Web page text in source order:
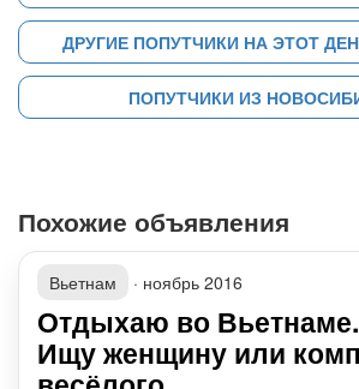
ДРУГИЕ ПОПУТЧИКИ НА ЭТОТ
ПОПУТЧИКИ ИЗ
Похожие объявления
Вьетнам · ноябрь 2016
Отдыхаю во
Ищу женщину или